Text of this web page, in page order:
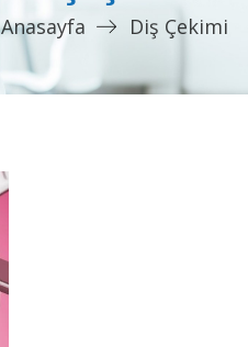
Anasayfa Diş Çekimi